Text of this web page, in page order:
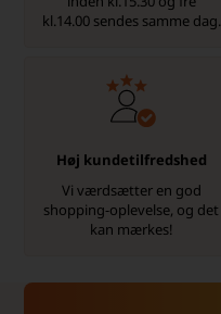
kl.14.00 sendes samme dag.
Høj kundetilfredshed
Vi værdsætter en god
shopping-oplevelse, og det
kan mærkes!